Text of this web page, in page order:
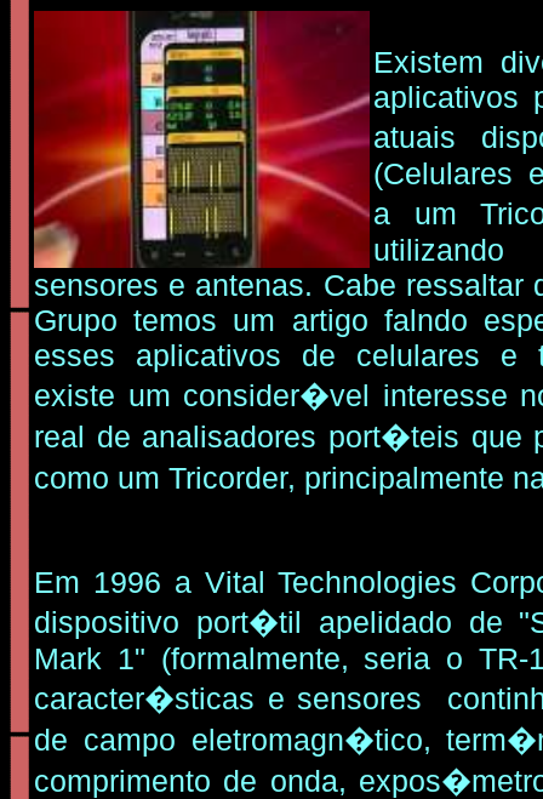
Existem
aplicativos
atuais
(Celulares
a um
sensores e antenas. Cabe ressaltar
Grupo temos um artigo falndo
esses aplicativos de celulares e
existe um consider�vel interesse
real de analisadores port�teis que
como um Tricorder, principalmente
Em 1996 a Vital Technologies
dispositivo port�til apelidado de
Mark 1" (formalmente, seria o
caracter�sticas e sensores
de campo eletromagn�tico,
comprimento de onda,